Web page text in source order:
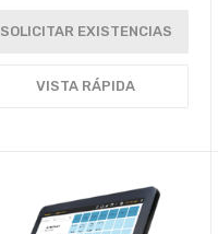
SOLICITAR EXISTENCIAS
VISTA RÁPIDA